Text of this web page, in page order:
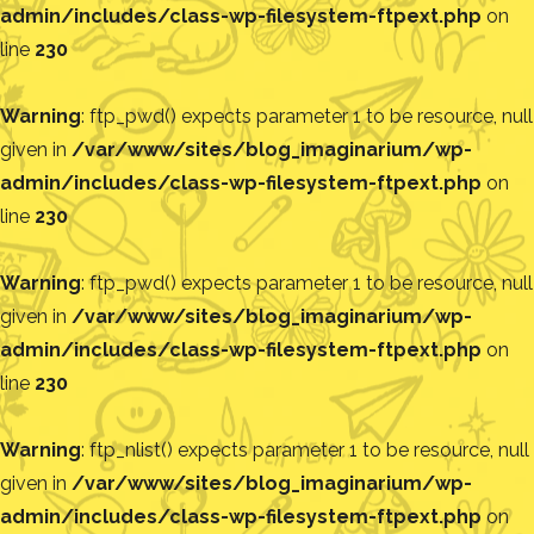
admin/includes/class-wp-filesystem-ftpext.php on
line 230
Warning: ftp_pwd() expects parameter 1 to be resource, null
given in /var/www/sites/blog_imaginarium/wp-
admin/includes/class-wp-filesystem-ftpext.php on
line 230
Warning: ftp_pwd() expects parameter 1 to be resource, null
given in /var/www/sites/blog_imaginarium/wp-
admin/includes/class-wp-filesystem-ftpext.php on
line 230
Warning: ftp_nlist() expects parameter 1 to be resource, null
given in /var/www/sites/blog_imaginarium/wp-
admin/includes/class-wp-filesystem-ftpext.php on